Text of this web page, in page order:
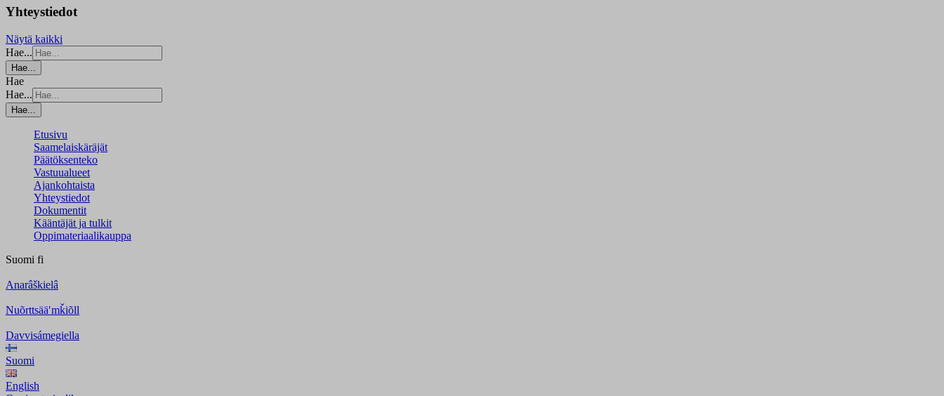
Yhteystiedot
Näytä kaikki
Hae...
Hae...
Hae
Hae...
Hae...
Etusivu
Saamelaiskäräjät
Päätöksenteko
Vastuualueet
Ajankohtaista
Yhteystiedot
Dokumentit
Kääntäjät ja tulkit
Oppimateriaalikauppa
Suomi fi
Anarâškielâ
Nuõrttsääʹmǩiõll
Davvisámegiella
Suomi
English